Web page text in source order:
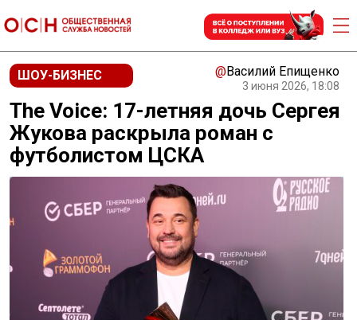
ШОУ-БИЗНЕС @Василий Епищенко
3 июня 2026, 18:08
The Voice: 17-летняя дочь Сергея
Жукова раскрыла роман с
футболистом ЦСКА